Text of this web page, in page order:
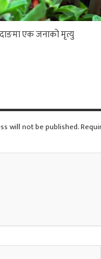
एक जनाको मृत्यु
will not be published.